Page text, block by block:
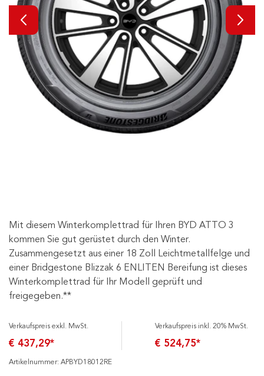
Mit diesem Winterkomplettrad für Ihren BYD ATTO 3
kommen Sie gut gerüstet durch den Winter.
Zusammengesetzt aus einer 18 Zoll Leichtmetallfelge und
einer Bridgestone Blizzak 6 ENLITEN Bereifung ist dieses
Winterkomplettrad für Ihr Modell geprüft und
freigegeben.**
Verkaufspreis exkl. MwSt.
€ 437,29*
Verkaufspreis inkl. 20% MwSt.
€ 524,75*
Artikelnummer: APBYD18012RE